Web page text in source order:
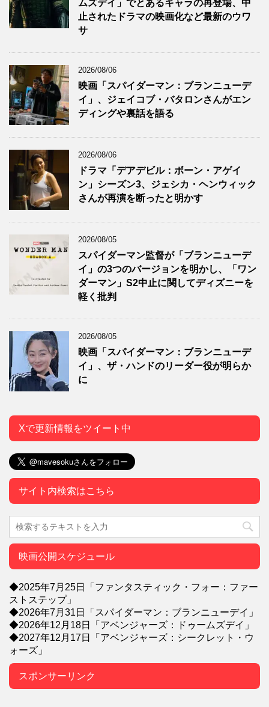
ムズデイ」でとあるキャラの再登場、中
止されたドラマの映画化など最新のウワ
サ
2026/08/06
映画「スパイダーマン：ブランニューデ
イ」、ジェイコブ・バタロンさんがエン
ディングや裏話を語る
2026/08/06
ドラマ「デアデビル：ボーン・アゲイ
ン」シーズン3、ジェシカ・ヘンウィック
さんが再演を断ったと明かす
2026/08/05
スパイダーマン監督が「ブランニューデ
イ」の3つのバージョンを明かし、「ワン
ダーマン」S2中止に関してディズニーを
軽く批判
2026/08/05
映画「スパイダーマン：ブランニューデ
イ」、ザ・ハンドのリーダー役が明らか
に
Xで更新情報をツイート中
サイト内検索はこちら
映画公開スケジュール
◆2025年7月25日「ファンタスティック・フォー：ファー
ストステップ」
◆2026年7月31日「スパイダーマン：ブランニューデイ」
◆2026年12月18日「アベンジャーズ：ドゥームズデイ」
◆2027年12月17日「アベンジャーズ：シークレット・ウ
ォーズ」
スポンサーリンク